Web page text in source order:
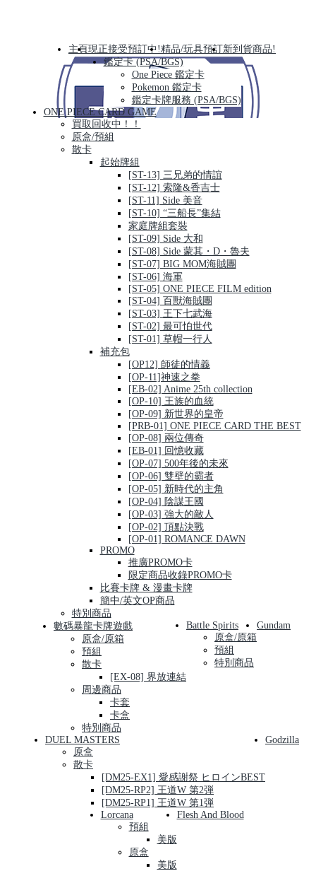
主頁現正接受預訂中!精品/玩具預訂新到貨商品!
鑑定卡 (PSA/BGS)
One Piece 鑑定卡
Pokemon 鑑定卡
鑑定卡牌服務 (PSA/BGS)
ONE PIECE CARD GAME
買取回收中！！
原盒/預組
散卡
起始牌組
[ST-13] 三兄弟的情誼
[ST-12] 索隆&香吉士
[ST-11] Side 美音
[ST-10] “三船長”集結
家庭牌組套裝
[ST-09] Side 大和
[ST-08] Side 蒙其・D・魯夫
[ST-07] BIG MOM海賊團
[ST-06] 海軍
[ST-05] ONE PIECE FILM edition
[ST-04] 百獸海賊團
[ST-03] 王下七武海
[ST-02] 最可怕世代
[ST-01] 草帽一行人
補充包
[OP12] 師徒的情義
[OP-11]神速之拳
[EB-02] Anime 25th collection
[OP-10] 王族的血統
[OP-09] 新世界的皇帝
[PRB-01] ONE PIECE CARD THE BEST
[OP-08] 兩位傳奇
[EB-01] 回憶收藏
[OP-07] 500年後的未來
[OP-06] 雙壁的霸者
[OP-05] 新時代的主角
[OP-04] 陰謀王國
[OP-03] 強大的敵人
[OP-02] 頂點決戰
[OP-01] ROMANCE DAWN
PROMO
推廣PROMO卡
限定商品收錄PROMO卡
比賽卡牌 & 漫畫卡牌
簡中/英文OP商品
特別商品
數碼暴龍卡牌遊戲
原盒/原箱
預組
散卡
[EX-08] 界放連結
周邊商品
卡套
卡盒
特別商品
Battle Spirits
原盒/原箱
預組
特別商品
Gundam
DUEL MASTERS
原盒
散卡
[DM25-EX1] 愛感謝祭 ヒロインBEST
[DM25-RP2] 王道W 第2弾
[DM25-RP1] 王道W 第1弾
Godzilla
Lorcana
預組
美版
原盒
美版
Flesh And Blood